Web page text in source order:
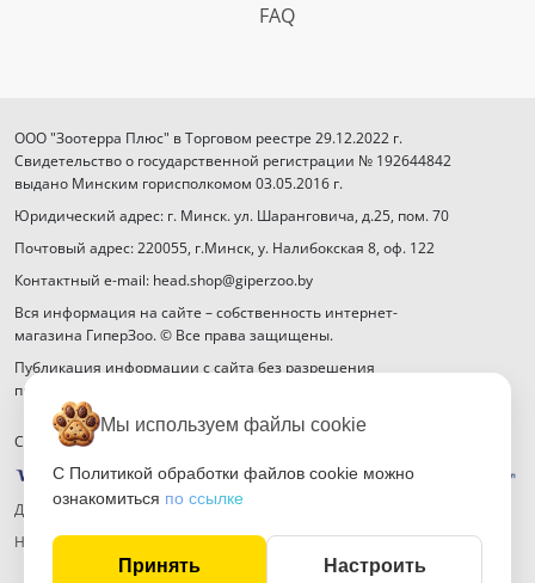
FAQ
ООО "Зоотерра Плюс" в Торговом реестре 29.12.2022 г.
Свидетельство о государственной регистрации № 192644842
выдано Минским горисполкомом 03.05.2016 г.
Юридический адрес: г. Минск. ул. Шаранговича, д.25, пом. 70
Почтовый адрес: 220055, г.Минск, у. Налибокская 8, оф. 122
Контактный e-mail: head.shop@giperzoo.by
Вся информация на сайте – собственность интернет-
магазина ГиперЗоо. © Все права защищены.
Публикация информации с сайта без разрешения
правообладателя запрещена.
Способы оплаты
Договор публичной оферты
Настройка файлов cookie
Мы используем файлы cookie
С Политикой обработки файлов cookie можно
ознакомиться по ссылке
Принять Настроить